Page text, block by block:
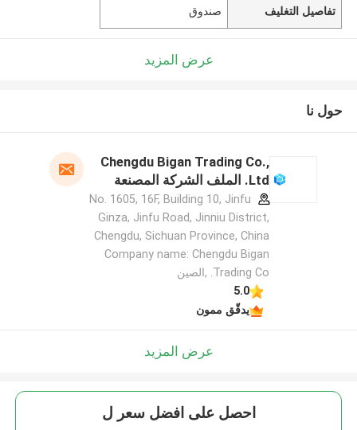
تفاصيل التغليف صندوق
عرض المزيد
حول نا
Chengdu Bigan Trading Co.,
Ltd. الملف الشركة المصنعة
No. 1605, 16F, Building 10, Jinfu
Ginza, Jinfu Road, Jinniu District,
Chengdu, Sichuan Province, China
Company name: Chengdu Bigan
Trading Co. ,الصين
5.0
يدقّق ممون
عرض المزيد
احصل على افضل سعر ل